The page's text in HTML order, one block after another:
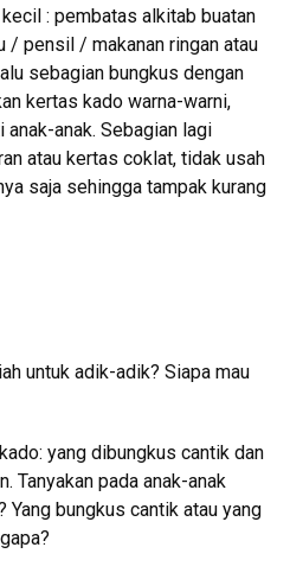
: pembatas alkitab buatan
pensil / makanan ringan atau
sebagian bungkus dengan
kertas kado warna-warni,
anak. Sebagian lagi
atau kertas coklat, tidak usah
saja sehingga tampak kurang
untuk adik-adik? Siapa mau
yang dibungkus cantik dan
Tanyakan pada anak-anak
Yang bungkus cantik atau yang